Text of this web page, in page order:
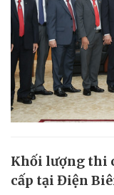
Khối lượng thi
cấp tại Điện